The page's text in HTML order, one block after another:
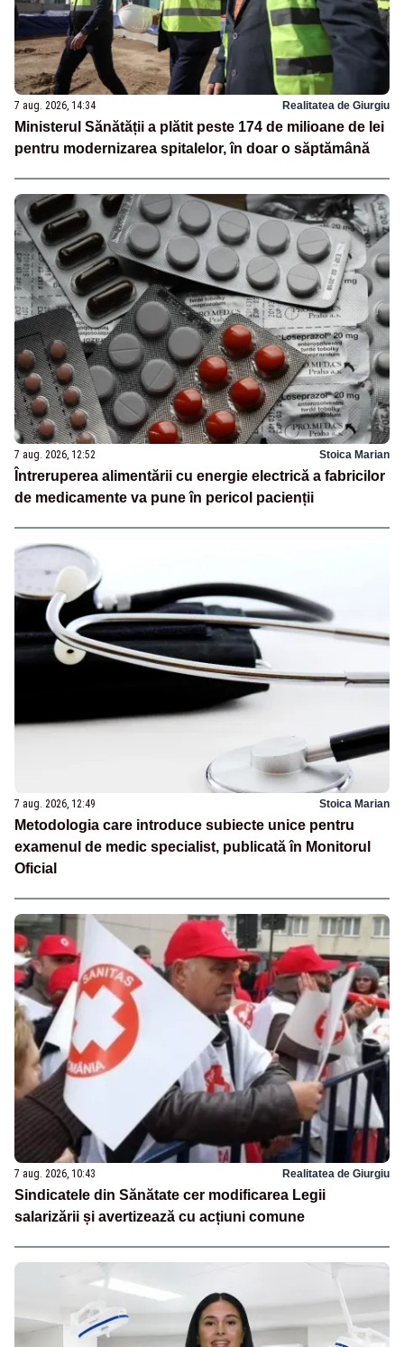
7 aug. 2026, 14:34 Realitatea de Giurgiu
Ministerul Sănătății a plătit peste 174 de milioane de lei
pentru modernizarea spitalelor, în doar o săptămână
7 aug. 2026, 12:52 Stoica Marian
Întreruperea alimentării cu energie electrică a fabricilor
de medicamente va pune în pericol pacienții
7 aug. 2026, 12:49 Stoica Marian
Metodologia care introduce subiecte unice pentru
examenul de medic specialist, publicată în Monitorul
Oficial
7 aug. 2026, 10:43 Realitatea de Giurgiu
Sindicatele din Sănătate cer modificarea Legii
salarizării și avertizează cu acțiuni comune